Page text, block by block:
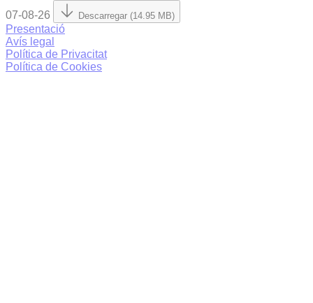
07-08-26 Descarregar (14.95 MB)
Presentació
Avís legal
Política de Privacitat
Política de Cookies